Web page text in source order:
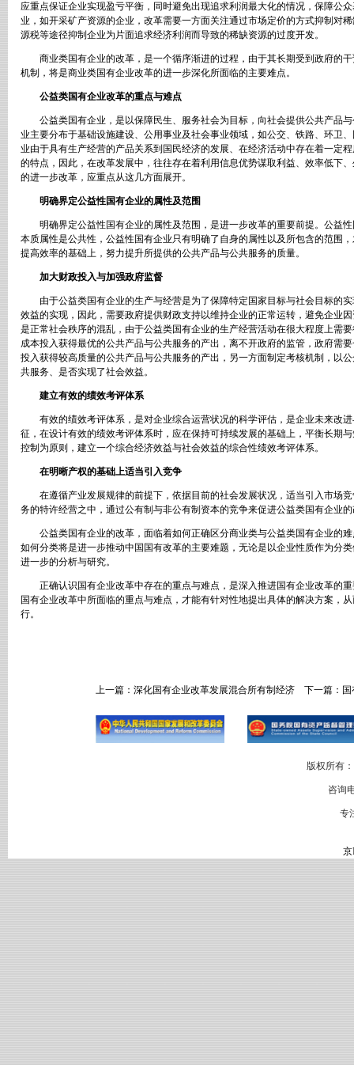
应重点保证企业实现盈亏平衡，同时避免出现追求利润最大化的情况，保障公
业，如开采矿产资源的企业，改革需要一方面关注通过市场定价的方式抑制对
源税等途径抑制企业为片面追求经济利润而导致的稀缺资源的过度开发。
商业类国有企业的改革，是一个循序渐进的过程，由于其长期受到政府的干
机制，将是商业类国有企业改革的进一步深化所面临的主要难点。
公益类国有企业改革的重点与难点
公益类国有企业，是以保障民生、服务社会为目标，向社会提供公共产品与
业主要分布于基础设施建设、 公用事业及社会事业领域，如公交、铁路、环卫
业由于具有生产经营的产品关系到国民经济的发展、在经济活动中存在着一定
的特点，因此，在改革发展中，往往存在着利用信息优势谋取利益、效率低下
的进一步改革，应重点从这几方面展开。
明确界定公益性国有企业的属性及范围
明确界定公益性国有企业的属性及范围，是进一步改革的重要前提。公益性
本质属性是公共性，公益性国有企业只有明确了自身的属性以及所包含的范围
提高效率的基础上，努力提升所提供的公共产品与公共服务的质量。
加大财政投入与加强政府监督
由于公益类国有企业的生产与经营是为了保障特定国家目标与社会目标的实
效益的实现，因此，需要政府提供财政支持以维持企业的正常运转，避免企业
是正常社会秩序的混乱，由于公益类国有企业的生产经营活动在很大程度上需
成本投入获得最优的公共产品与公共服务的产出，离不开政府的监管，政府需
投入获得较高质量的公共产品与公共服务的产出，另一方面制定考核机制，以
共服务、是否实现了社会效益。
建立有效的绩效考评体系
有效的绩效考评体系，是对企业综合运营状况的科学评估，是企业未来改进
征，在设计有效的绩效考评体系时，应在保持可持续发展的基础上，平衡长期
控制为原则，建立一个综合经济效益与社会效益的综合性绩效考评体系。
在明晰产权的基础上适当引入竞争
在遵循产业发展规律的前提下，依据目前的社会发展状况，适当引入市场竞
务的特许经营之中，通过公有制与非公有制资本的竞争来促进公益类国有企业
公益类国有企业的改革，面临着如何正确区分商业类与公益类国有企业的难
如何分类将是进一步推动中国国有改革的主要难题，无论是以企业性质作为分
进一步的分析与研究。
正确认识国有企业改革中存在的重点与难点，是深入推进国有企业改革的重
国有企业改革中所面临的重点与难点，才能有针对性地提出具体的解决方案，
行。
上一篇： 深化国有企业改革发展混合所有制经济 下一篇：
版权所有
咨询
专
京